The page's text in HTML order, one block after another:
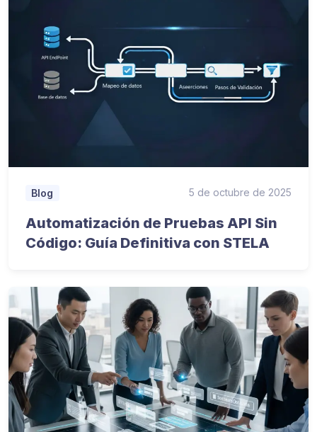
Blog 5 de octubre de 2025
Automatización de Pruebas API Sin
Código: Guía Definitiva con STELA